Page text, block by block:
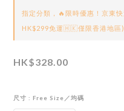
指定分類，🔥限時優惠！京東
HK$299免運🇭🇰僅限香港地區
HK$328.00
尺寸 : Free Size／均碼